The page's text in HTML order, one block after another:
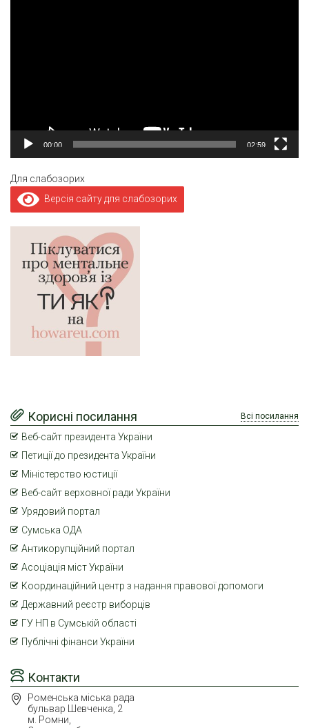
00:00 02:59
Для слабозорих
Версія сайту для слабозорих
Контакти
Роменська міська рада
бульвар Шевченка, 2
м. Ромни,
Корисні посилання Всі посилання
Веб-сайт президента України
Петиції до президента України
Міністерство юстиції
Веб-сайт верховної ради України
Урядовий портал
Сумська ОДА
Антикорупційний портал
Асоціація міст України
Координаційний центр з надання правової допомоги
Державний реєстр виборців
ГУ НП в Сумській області
Публічні фінанси України